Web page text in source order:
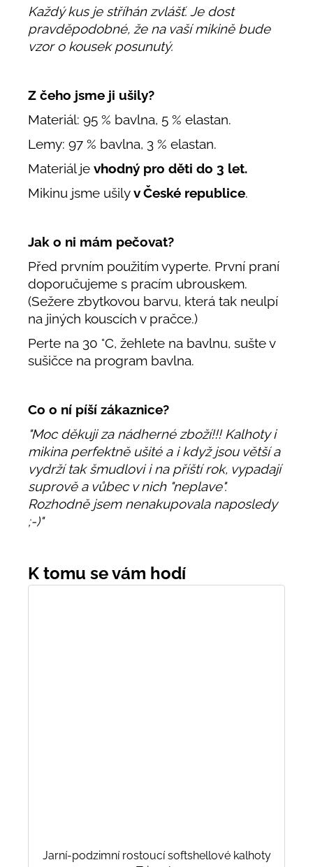
Každý kus je stříhán zvlášť. Je dost
pravděpodobné, že na vaší mikině bude
vzor o kousek posunutý.
Z čeho jsme ji ušily?
Materiál: 95 % bavlna, 5 % elastan.
Lemy: 97 % bavlna, 3 % elastan.
Materiál je vhodný pro děti do 3 let.
Mikinu jsme ušilyv České republice.
Jak o ni mám pečovat?
Před prvním použitím vyperte. První praní
doporučujeme s pracím ubrouskem.
(Sežere zbytkovou barvu, která tak neulpí
na jiných kouscích v pračce.)
Perte na 30 °C, žehlete na bavlnu, sušte v
sušičce na program bavlna.
Co o ní píší zákaznice?
"Moc děkuji za nádherné zboží!!! Kalhoty i
mikina perfektně ušité a i když jsou větší a
vydrží tak šmudlovi i na příští rok, vypadají
suprově a vůbec v nich "neplave".
Rozhodně jsem nenakupovala naposledy
;-)"
Jarní-podzimní rostoucí softshellové kalhoty